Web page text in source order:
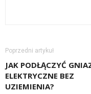
Poprzedni artykuł
JAK PODŁĄCZYĆ
ELEKTRYCZNE BEZ
UZIEMIENIA?